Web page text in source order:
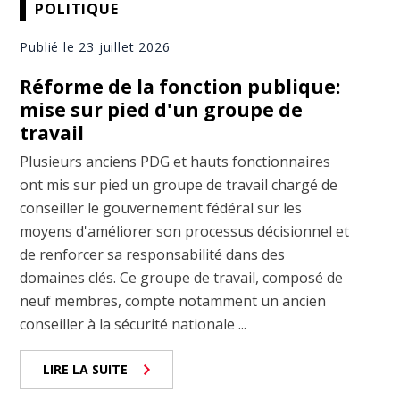
POLITIQUE
Publié le 23 juillet 2026
Réforme de la fonction publique:
mise sur pied d'un groupe de
travail
Plusieurs anciens PDG et hauts fonctionnaires
ont mis sur pied un groupe de travail chargé de
conseiller le gouvernement fédéral sur les
moyens d'améliorer son processus décisionnel et
de renforcer sa responsabilité dans des
domaines clés. Ce groupe de travail, composé de
neuf membres, compte notamment un ancien
conseiller à la sécurité nationale ...
LIRE LA SUITE